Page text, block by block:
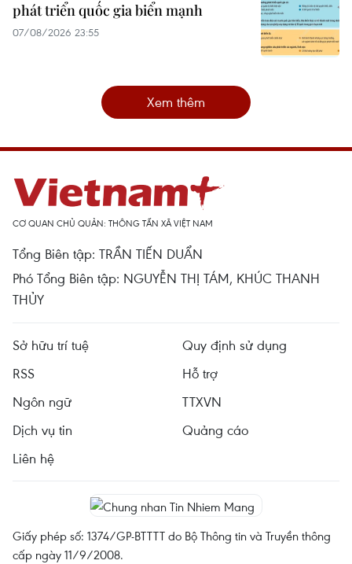
phát triển quốc gia biển mạnh
07/08/2026 23:55
Xem thêm
CƠ QUAN CHỦ QUẢN: THÔNG TẤN XÃ VIỆT NAM
Tổng Biên tập: TRẦN TIẾN DUẨN
Phó Tổng Biên tập: NGUYỄN THỊ TÁM, KHÚC THANH
THỦY
Sở hữu trí tuệ
Quy định sử dụng
RSS
Hỗ trợ
Ngôn ngữ
TTXVN
Dịch vụ tin
Quảng cáo
Liên hệ
Giấy phép số: 1374/GP-BTTTT do Bộ Thông tin và Truyền thông
cấp ngày 11/9/2008.